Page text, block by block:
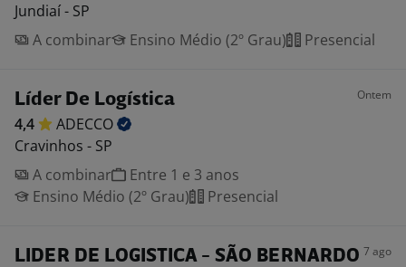
Jundiaí - SP
A combinar
Ensino Médio (2º Grau) Presencial
Líder De Logística Ontem
4,4
ADECCO
Cravinhos - SP
A combinar
Entre 1 e 3 anos
Ensino Médio (2º Grau)
Presencial
LIDER DE LOGISTICA - SÃO BERNARDO 7 ago